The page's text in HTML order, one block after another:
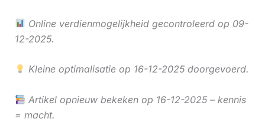
Online verdienmogelijkheid gecontroleerd op 09-
12-2025.
Kleine optimalisatie op 16-12-2025 doorgevoerd.
Artikel opnieuw bekeken op 16-12-2025 – kennis
= macht.